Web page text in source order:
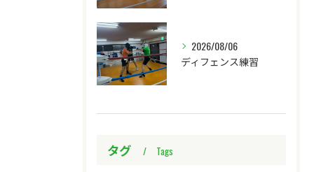
2026/08/06
ディフェンス練習
タグ Tags